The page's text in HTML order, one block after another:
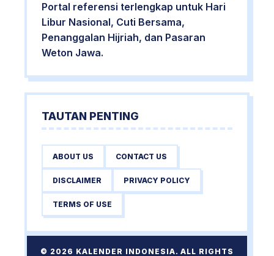
Portal referensi terlengkap untuk Hari
Libur Nasional, Cuti Bersama,
Penanggalan Hijriah, dan Pasaran
Weton Jawa.
TAUTAN PENTING
ABOUT US CONTACT US
DISCLAIMER PRIVACY POLICY
TERMS OF USE
© 2026 KALENDER INDONESIA. ALL RIGHTS